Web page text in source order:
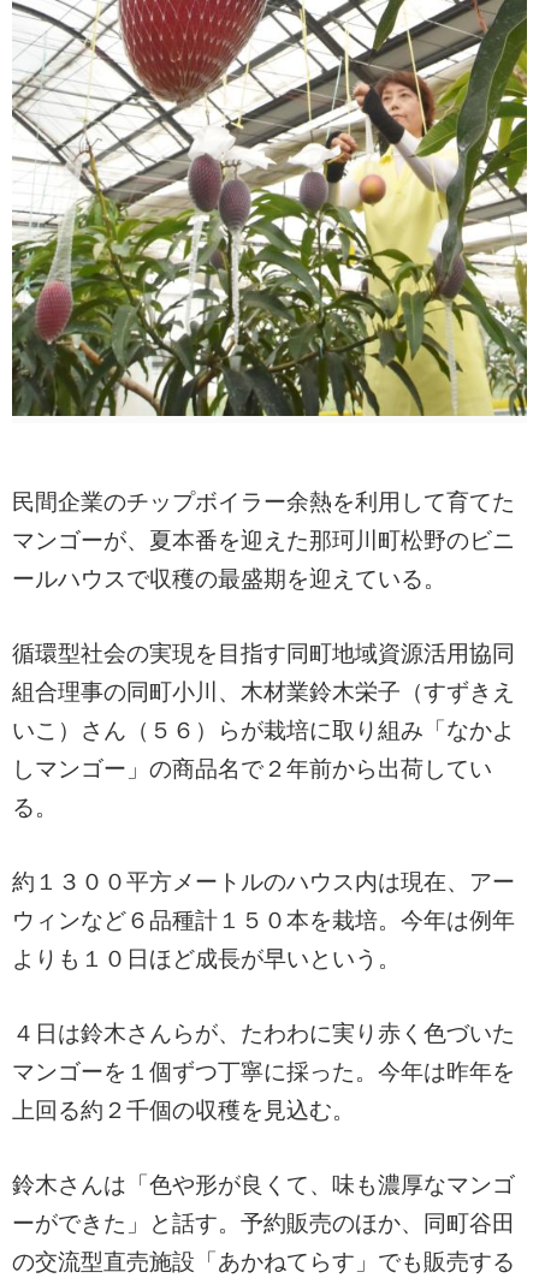
民間企業のチップボイラー余熱を利用して育てた
マンゴーが、夏本番を迎えた那珂川町松野のビニ
ールハウスで収穫の最盛期を迎えている。
循環型社会の実現を目指す同町地域資源活用協同
組合理事の同町小川、木材業鈴木栄子（すずきえ
いこ）さん（５６）らが栽培に取り組み「なかよ
しマンゴー」の商品名で２年前から出荷してい
る。
約１３００平方メートルのハウス内は現在、アー
ウィンなど６品種計１５０本を栽培。今年は例年
よりも１０日ほど成長が早いという。
４日は鈴木さんらが、たわわに実り赤く色づいた
マンゴーを１個ずつ丁寧に採った。今年は昨年を
上回る約２千個の収穫を見込む。
鈴木さんは「色や形が良くて、味も濃厚なマンゴ
ーができた」と話す。予約販売のほか、同町谷田
の交流型直売施設「あかねてらす」でも販売する